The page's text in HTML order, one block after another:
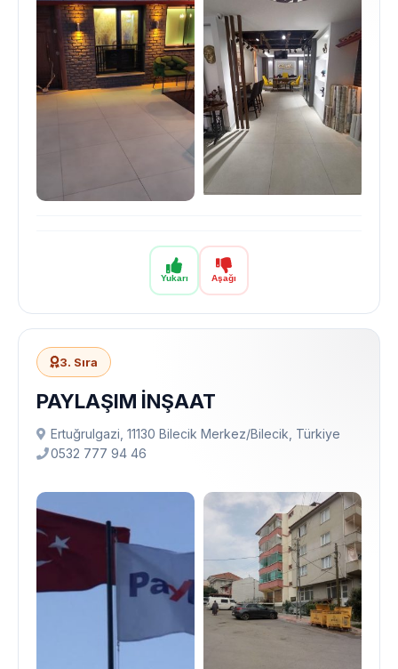
Yukarı Aşağı
3. Sıra
PAYLAŞIM İNŞAAT
Ertuğrulgazi, 11130 Bilecik Merkez/Bilecik, Türkiye
0532 777 94 46